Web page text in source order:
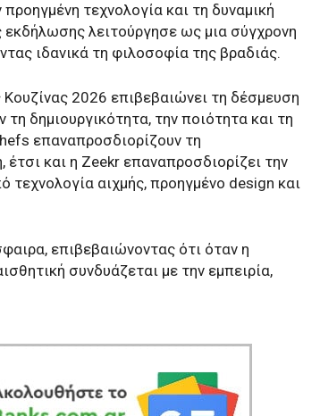
τεχνολογία και τη δυναμική
λειτούργησε ως μια σύγχρονη
ιδανικά τη φιλοσοφία της βραδιάς.
2026 επιβεβαιώνει τη δέσμευση
δημιουργικότητα, την ποιότητα και τη
επαναπροσδιορίζουν τη
και η Zeekr επαναπροσδιορίζει την
τεχνολογία αιχμής, προηγμένο design και
επιβεβαιώνοντας ότι όταν η
συνδυάζεται με την εμπειρία,